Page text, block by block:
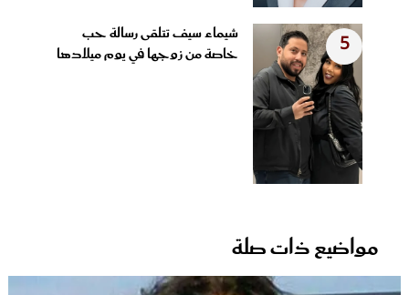
5
شيماء سيف تتلقى رسالة حب
خاصة من زوجها في يوم ميلادها
مواضيع ذات صلة